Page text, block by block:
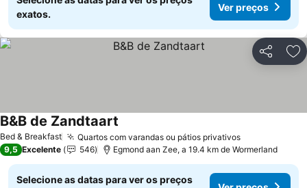
exatos.
Ver preços
Partilhar
Bed & Breakfast Quartos com varandas ou pátios privativosVer preços
B&B de Zandtaart
9,5 Excelente 546 Egmond aan Zee, a 19.4 km de Wormerland
Selecione as datas para ver os preços